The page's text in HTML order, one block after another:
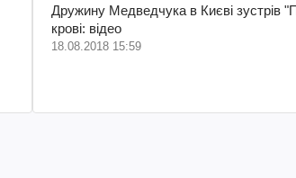
Дружину Медведчука в Києві зустрів
крові: відео
18.08.2018 15:59